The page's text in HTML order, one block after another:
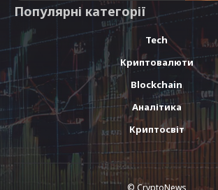
Популярні категорії
Tech
Криптовалюти
Blockchain
Аналітика
Криптосвіт